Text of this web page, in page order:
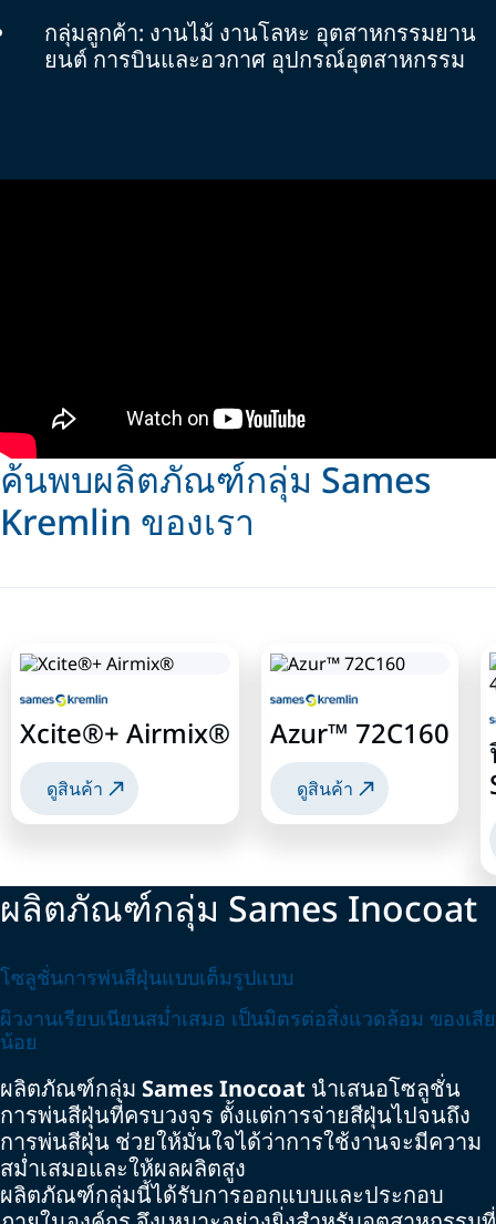
กลุ่มลูกค้า: งานไม้ งานโลหะ อุตสาหกรรมยาน
ยนต์ การบินและอวกาศ อุปกรณ์อุตสาหกรรม
ค้นพบผลิตภัณฑ์กลุ่ม Sames
Kremlin ของเรา
Xcite®+ Airmix®
ดูสินค้า
Azur™ 72C160
ดูสินค้า
ผลิตภัณฑ์กลุ่ม Sames Inocoat
โซลูชั่นการพ่นสีฝุ่นแบบเต็มรูปแบบ
ผิวงานเรียบเนียนสม่ำเสมอ เป็นมิตรต่อสิ่งแวดล้อม ของเสีย
น้อย
ผลิตภัณฑ์กลุ่ม Sames Inocoat นำเสนอโซลูชั่น
การพ่นสีฝุ่นที่ครบวงจร ตั้งแต่การจ่ายสีฝุ่นไปจนถึง
การพ่นสีฝุ่น ช่วยให้มั่นใจได้ว่าการใช้งานจะมีความ
สม่ำเสมอและให้ผลผลิตสูง
ผลิตภัณฑ์กลุ่มนี้ได้รับการออกแบบและประกอบ